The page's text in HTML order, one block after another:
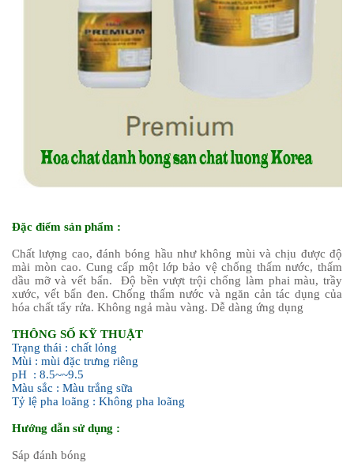
Đặc điểm sản phẩm :
Chất lượng cao, đánh bóng hầu như không mùi và chịu được độ
mài mòn cao. Cung cấp một lớp bảo vệ chống thấm nước, thấm
dầu mỡ và vết bẩn. Độ bền vượt trội chống làm phai màu, trầy
xước, vết bẩn đen. Chống thấm nước và ngăn cản tác dụng của
hóa chất tẩy rửa. Không ngả màu vàng. Dễ dàng ứng dụng
THÔNG SỐ KỸ THUẬT
Trạng thái : chất lỏng
Mùi : mùi đặc trưng riêng
pH : 8.5~~9.5
Màu sắc : Màu trắng sữa
Tỷ lệ pha loãng : Không pha loãng
Hướng dẫn sử dụng :
Sáp đánh bóng